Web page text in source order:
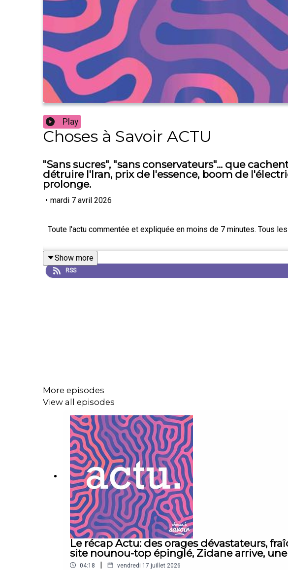
Play
Choses à Savoir ACTU
"Sans sucres", "sans conservateurs"... que
détruire l'Iran, prix de l'essence, boom de
prolonge.
• mardi 7 avril 2026
Toute l'actu commentée et expliquée en moins de 7 minutes. Tous
Show more
RSS
More episodes
View all episodes
Le récap Actu: des orages dévastateurs,
site nounou-top épinglé, Zidane arrive,
04:18 | vendredi 17 juillet 2026